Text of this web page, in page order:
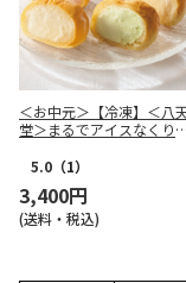
＜お中元＞【冷凍】＜八
堂＞まるでアイスなくりー
5.0 （1）
3,400円
(送料・税込)